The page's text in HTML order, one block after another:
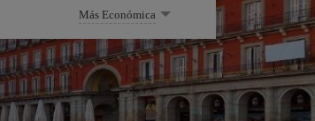
Más Económica